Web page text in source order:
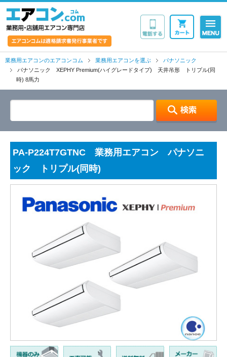
業務用エアコンのエアコンコム 業務用エアコンを選ぶ
パナソニック
パナソニック XEPHY Premium(ハイグレードタイプ) 天井吊形 トリプル(同
時) 8馬力
PA-P224T7GTNC 業務用エアコン パナソニ
ック トリプル(同時)